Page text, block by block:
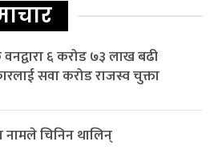
वनद्वारा ६ करोड ७३ लाख बढी
सवा करोड राजस्व चुक्ता
नामले चिनिन थालिन्